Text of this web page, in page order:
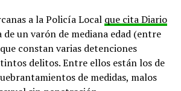
a la Policía Local que cita Diario
de un varón de mediana edad (entre
constan varias detenciones
delitos. Entre ellos están los de
de medidas, malos